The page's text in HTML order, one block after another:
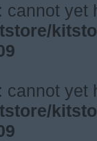
: cannot yet
: cannot yet